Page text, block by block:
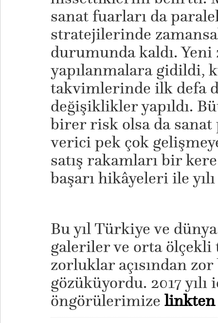
sanat fuarları da
stratejilerinde
durumunda kaldı. Yeni
yapılanmalara gidildi,
takvimlerinde ilk defa
değişiklikler yapıldı.
birer risk olsa da sanat
verici pek çok
satış rakamları bir
başarı hikâyeleri ile yılı
Bu yıl Türkiye ve
galeriler ve orta ölçekli
zorluklar açısından
gözüküyordu. 2017 yılı
öngörülerimize linkten